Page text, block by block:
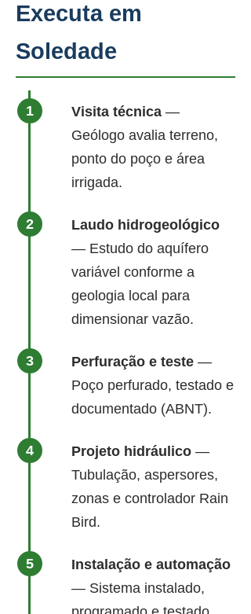
Executa em
Soledade
Visita técnica —
Geólogo avalia terreno,
ponto do poço e área
irrigada.
Laudo hidrogeológico
— Estudo do aquífero
variável conforme a
geologia local para
dimensionar vazão.
Perfuração e teste —
Poço perfurado, testado e
documentado (ABNT).
Projeto hidráulico —
Tubulação, aspersores,
zonas e controlador Rain
Bird.
Instalação e automação
— Sistema instalado,